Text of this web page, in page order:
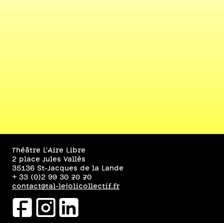
Théâtre L’Aire Libre
2 place Jules Vallès
35136 St-Jacques de la Lande
+ 33 (0)2 99 30 70 70
contact@tal-lejolicollectif.fr
facebookiconinstagramiconlinkedinicon